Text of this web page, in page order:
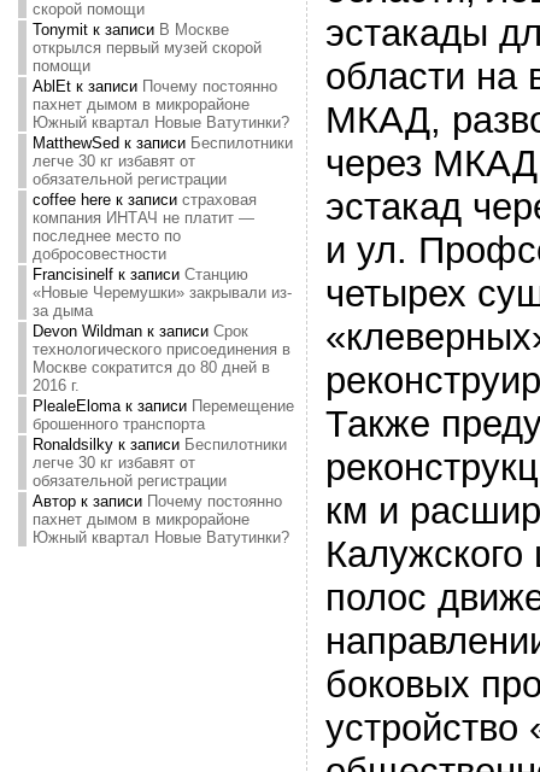
скорой помощи
Tonymitк записи В Москве
открылся первый музей скорой
помощи
AblEtк записи Почему постоянно
пахнет дымом в микрорайоне
Южный квартал Новые Ватутинки?
MatthewSed к записи Беспилотники
легче 30 кг избавят от
обязательной регистрации
coffee hereк записи страховая
компания ИНТАЧ не платит —
последнее место по
добросовестности
Francisinelfк записи Станцию
«Новые Черемушки» закрывали из-
за дыма
Devon Wildmanк записи Срок
технологического присоединения в
Москве сократится до 80 дней в
2016 г.
PlealeElomaк записи Перемещение
брошенного транспорта
Ronaldsilkyк записи Беспилотники
легче 30 кг избавят от
обязательной регистрации
Авторк записи Почему постоянно
пахнет дымом в микрорайоне
Южный квартал Новые Ватутинки?
эстакады
области на
МКАД,
через
эстакад
и ул.
четырех
Также
км и
полос
боковых
устройство